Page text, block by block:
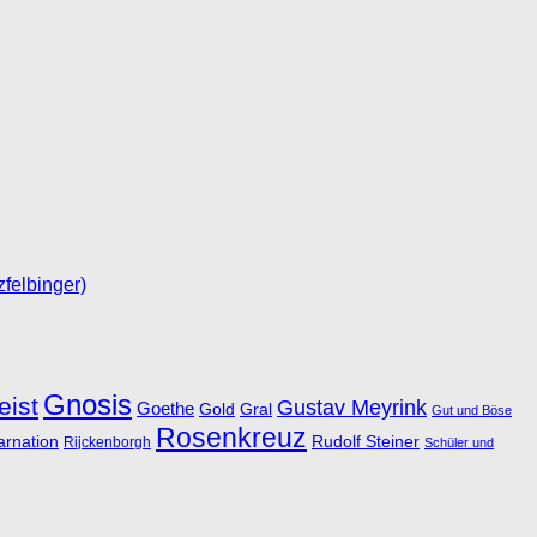
Gnosis Goethe Gold Gral Gustav Meyrink Gut und Böse
Rijckenborgh Rosenkreuz Rudolf Steiner Schüler und